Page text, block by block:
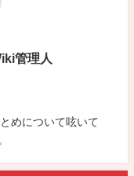
管理人
めについて呟いて